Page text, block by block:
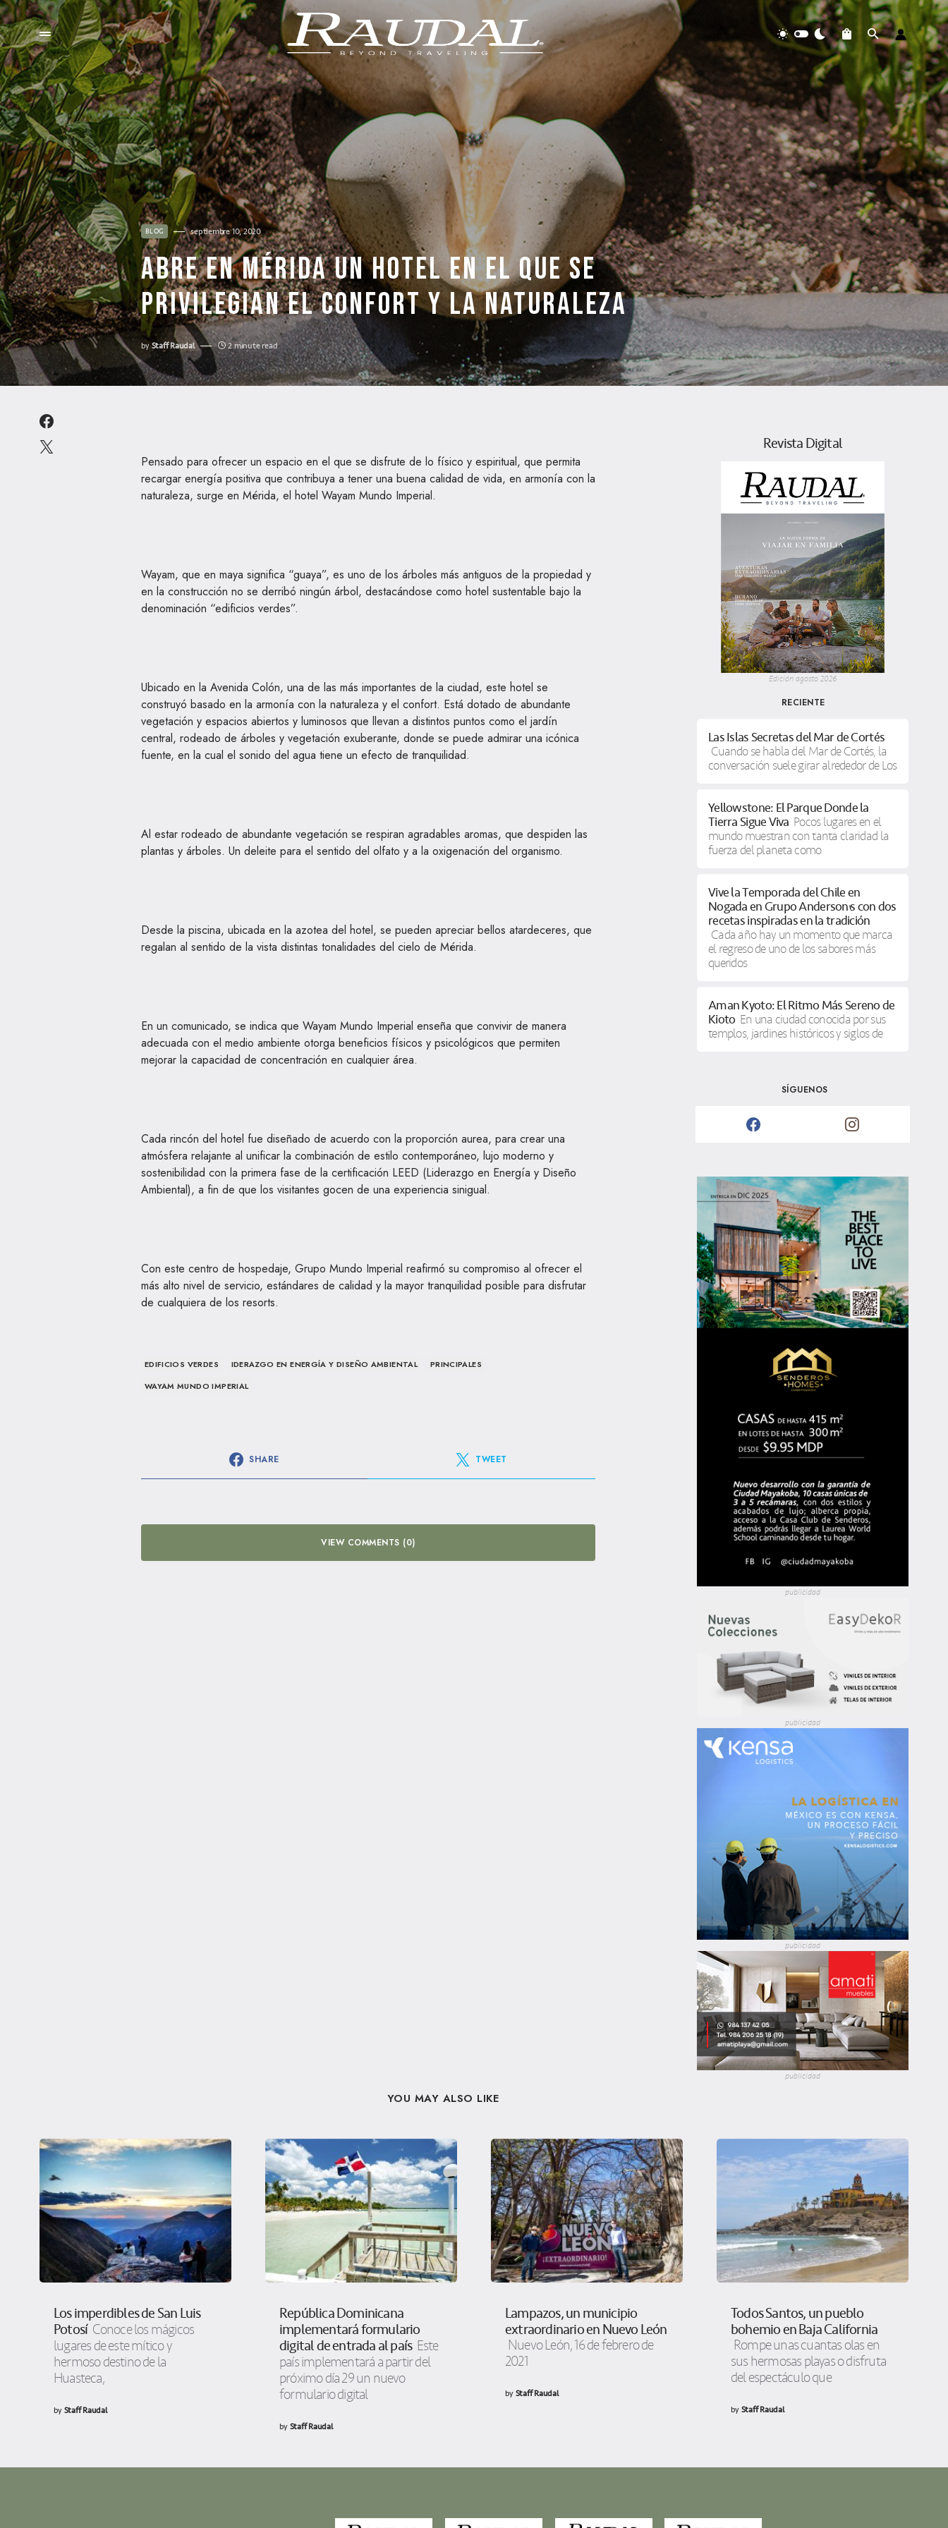
BLOG septiembre 10, 2020
ABRE EN MÉRIDA UN HOTEL EN EL QUE SE
PRIVILEGIAN EL CONFORT Y LA NATURALEZA
byStaff Raudal 2 minute read
Pensado para ofrecer un espacio en el que se disfrute de lo físico y espiritual, que permita
recargar energía positiva que contribuya a tener una buena calidad de vida, en armonía con la
naturaleza, surge en Mérida, el hotel Wayam Mundo Imperial.
Wayam, que en maya significa “guaya”, es uno de los árboles más antiguos de la propiedad y
en la construcción no se derribó ningún árbol, destacándose como hotel sustentable bajo la
denominación “edificios verdes”.
Ubicado en la Avenida Colón, una de las más importantes de la ciudad, este hotel se
construyó basado en la armonía con la naturaleza y el confort. Está dotado de abundante
vegetación y espacios abiertos y luminosos que llevan a distintos puntos como el jardín
central, rodeado de árboles y vegetación exuberante, donde se puede admirar una icónica
fuente, en la cual el sonido del agua tiene un efecto de tranquilidad.
Al estar rodeado de abundante vegetación se respiran agradables aromas, que despiden las
plantas y árboles. Un deleite para el sentido del olfato y a la oxigenación del organismo.
Desde la piscina, ubicada en la azotea del hotel, se pueden apreciar bellos atardeceres, que
regalan al sentido de la vista distintas tonalidades del cielo de Mérida.
En un comunicado, se indica que Wayam Mundo Imperial enseña que convivir de manera
adecuada con el medio ambiente otorga beneficios físicos y psicológicos que permiten
mejorar la capacidad de concentración en cualquier área.
Cada rincón del hotel fue diseñado de acuerdo con la proporción aurea, para crear una
atmósfera relajante al unificar la combinación de estilo contemporáneo, lujo moderno y
sostenibilidad con la primera fase de la certificación LEED (Liderazgo en Energía y Diseño
Ambiental), a fin de que los visitantes gocen de una experiencia sinigual.
Con este centro de hospedaje, Grupo Mundo Imperial reafirmó su compromiso al ofrecer el
más alto nivel de servicio, estándares de calidad y la mayor tranquilidad posible para disfrutar
de cualquiera de los resorts.
EDIFICIOS VERDES IDERAZGO EN ENERGÍA Y DISEÑO AMBIENTAL
PRINCIPALES
WAYAM MUNDO IMPERIAL
SHARE TWEET
VIEW COMMENTS (0)
Revista Digital
Edición agosto 2026
RECIENTE
Las Islas Secretas del Mar de Cortés
Cuando se habla del Mar de Cortés, la
conversación suele girar alrededor de Los
Yellowstone: El Parque Donde la
Tierra Sigue Viva Pocos lugares en el
mundo muestran con tanta claridad la
fuerza del planeta como
Vive la Temporada del Chile en
Nogada en Grupo Anderson’s con dos
recetas inspiradas en la tradición
Cada año hay un momento que marca
el regreso de uno de los sabores más
queridos
Aman Kyoto: El Ritmo Más Sereno de
Kioto En una ciudad conocida por sus
templos, jardines históricos y siglos de
SÍGUENOS
publicidad
publicidad
publicidad
publicidad
YOU MAY ALSO LIKE
Los imperdibles de San Luis
Potosí Conoce los mágicos
lugares de este mítico y
hermoso destino de la
Huasteca,
byStaff Raudal
República Dominicana
implementará formulario
digital de entrada al país Este
país implementará a partir del
próximo día 29 un nuevo
formulario digital
byStaff Raudal
Lampazos, un municipio
extraordinario en Nuevo León
Nuevo León, 16 de febrero de
2021
byStaff Raudal
Todos Santos, un pueblo
bohemio en Baja California
Rompe unas cuantas olas en
sus hermosas playas o disfruta
del espectáculo que
byStaff Raudal